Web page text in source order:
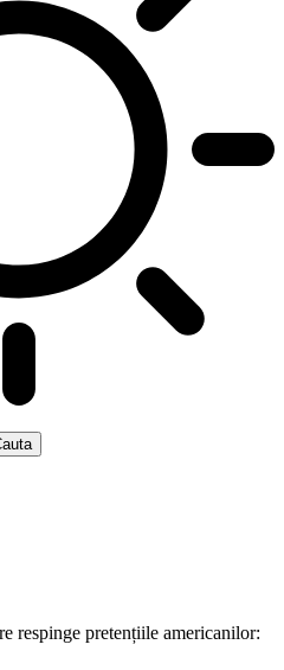
respinge pretențiile americanilor: